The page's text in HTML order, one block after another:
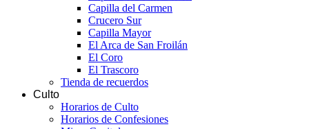
Capilla del Carmen
Crucero Sur
Capilla Mayor
El Arca de San Froilán
El Coro
El Trascoro
Tienda de recuerdos
Culto
Horarios de Culto
Horarios de Confesiones